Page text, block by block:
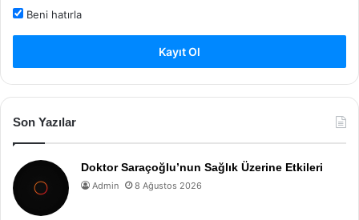
Beni hatırla
Kayıt Ol
Son Yazılar
Doktor Saraçoğlu’nun Sağlık Üzerine Etkileri
Admin 8 Ağustos 2026